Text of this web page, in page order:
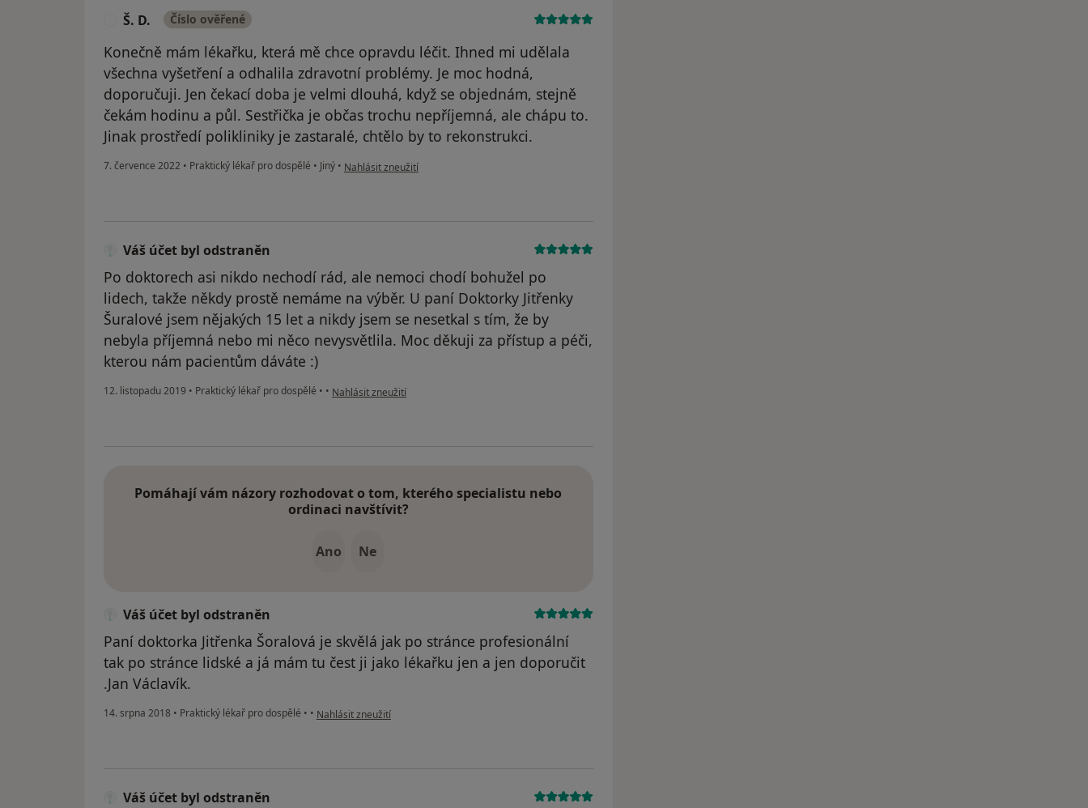
Š. D. Číslo ověřené
Konečně mám lékařku, která mě chce opravdu léčit. Ihned mi udělala
všechna vyšetření a odhalila zdravotní problémy. Je moc hodná,
doporučuji. Jen čekací doba je velmi dlouhá, když se objednám, stejně
čekám hodinu a půl. Sestřička je občas trochu nepříjemná, ale chápu to.
Jinak prostředí polikliniky je zastaralé, chtělo by to rekonstrukci.
7. července 2022 • Praktický lékař pro dospělé • Jiný • podle názoru uživatele Š. D.
Nahlásit zneužití
Váš účet byl odstraněn
Po doktorech asi nikdo nechodí rád, ale nemoci chodí bohužel po
lidech, takže někdy prostě nemáme na výběr. U paní Doktorky Jitřenky
Šuralové jsem nějakých 15 let a nikdy jsem se nesetkal s tím, že by
nebyla příjemná nebo mi něco nevysvětlila. Moc děkuji za přístup a péči,
kterou nám pacientům dáváte :)
12. listopadu 2019 • Praktický lékař pro dospělé • • podle názoru uživatele Váš účet byl odstraněn
Nahlásit zneužití
Pomáhají vám názory rozhodovat o tom, kterého specialistu nebo
ordinaci navštívit?
Ano Ne
Váš účet byl odstraněn
Paní doktorka Jitřenka Šoralová je skvělá jak po stránce profesionální
tak po stránce lidské a já mám tu čest ji jako lékařku jen a jen doporučit
.Jan Václavík.
14. srpna 2018 • Praktický lékař pro dospělé • • podle názoru uživatele Váš účet byl odstraněn
Nahlásit zneužití
Váš účet byl odstraněn